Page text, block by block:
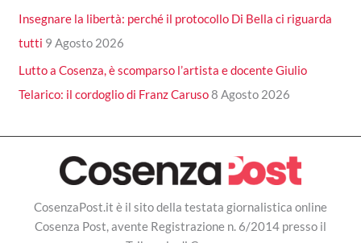
Insegnare la libertà: perché il protocollo Di Bella ci riguarda
tutti 9 Agosto 2026
Lutto a Cosenza, è scomparso l’artista e docente Giulio
Telarico: il cordoglio di Franz Caruso8 Agosto 2026
CosenzaPost.it è il sito della testata giornalistica online
Cosenza Post, avente Registrazione n. 6/2014 presso il